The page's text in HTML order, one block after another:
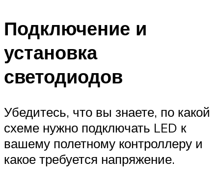
Подключение и
установка
светодиодов
Убедитесь, что вы знаете, по какой
схеме нужно подключать LED к
вашему полетному контроллеру и
какое требуется напряжение.